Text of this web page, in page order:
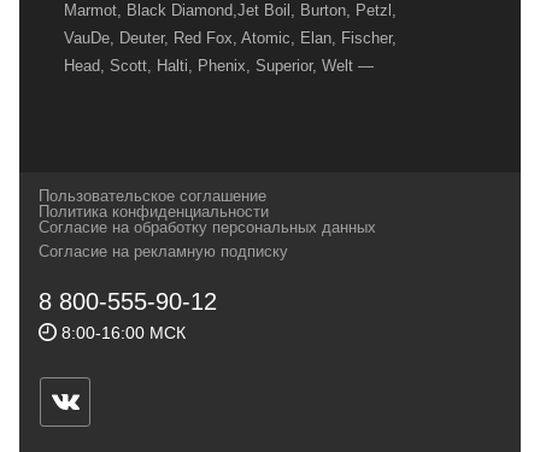
Marmot, Black Diamond,Jet Boil, Burton, Petzl,
VauDe, Deuter, Red Fox, Atomic, Elan, Fischer,
Head, Scott, Halti, Phenix, Superior, Welt —
и взыскательных путешественников,
спортсменов и отдыхающих.
Геннадьевич
ИНН 590300057023 ОГРН 304590319000121
ул.Советская, 25, магазин Басег.
Тел./факс (342) 2101242
Пользовательское соглашение
Политика конфиденциальности
Согласие на обработку персональных данных
Согласие на рекламную подписку
8 800-555-90-12
8:00-16:00 МСК